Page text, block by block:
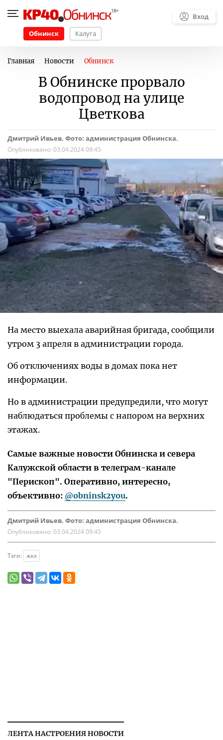
Обнинск Калуга
Вход
Главная Новости Обнинск
В Обнинске прорвало
водопровод на улице
Цветкова
Дмитрий Ивьев. Фото: администрация Обнинска.
Опубликовано: 03.04.2024 09:45
На место выехала аварийная бригада, сообщили
утром 3 апреля в администрации города.
Об отключениях воды в домах пока нет
информации.
Но в администрации предупредили, что могут
наблюдаться проблемы с напором на верхних
этажах.
Самые важные новости Обнинска и севера
Калужской области в телеграм-канале
"Перископ". Оперативно, интересно,
объективно: @obninsk2you.
Дмитрий Ивьев. Фото: администрация Обнинска.
Опубликовано: 03.04.2024 09:45
Тэги: жкх
ЛЕНТА НАСТРОЕНИЯ НОВОСТИ